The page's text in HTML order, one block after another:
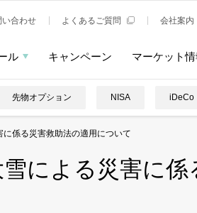
い合わせ よくあるご質問 会社案内
ル キャンペーン マーケット
先物オプション NISA iDeCo
に係る災害救助法の適用について
による災害に